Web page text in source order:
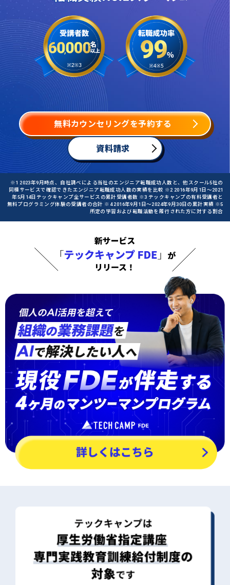
無料カウンセリングを予約する
資料請求
※1 2023年9月時点、自社調べによる当社のエンジニア転職成功人数と、他スクール5社の
同種サービスで確認できたエンジニア転職成功人数の実績を比較 ※2 2016年9月1日〜2021
年5月14日テックキャンプ全サービスの累計受講者数 ※3 テックキャンプの有料受講者と
無料プログラミング体験の受講者の合計 ※4 2016年9月1日〜2024年9月30日の累計実績 ※5
所定の学習および転職活動を履行された方に対する割合